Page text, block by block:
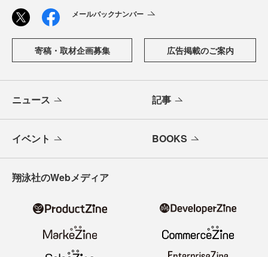
メールバックナンバー
寄稿・取材企画募集 広告掲載のご案内
ニュース 記事
イベント BOOKS
翔泳社のWebメディア